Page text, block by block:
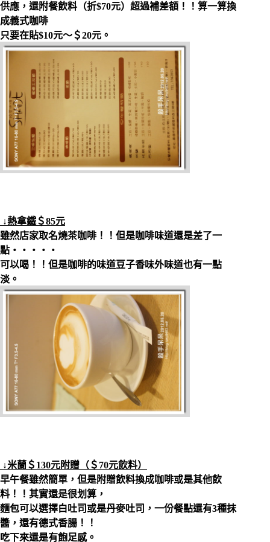
供應，還附餐飲料（折$70元）超過補差額！！算一算換
成義式咖啡
只要在貼$10元～＄20元。
↓熱拿鐵＄85元
雖然店家取名燒茶咖啡！！但是咖啡味道還是差了一
點‧‧‧‧‧
可以喝！！但是咖啡的味道豆子香味外味道也有一點
淡。
↓米蘭＄130元附贈（＄70元飲料）
早午餐雖然簡單，但是附贈飲料換成咖啡或是其他飲
料！！其實還是很划算，
麵包可以選擇白吐司或是丹麥吐司，一份餐點還有3種抹
醬，還有德式香腸！！
吃下來還是有飽足感。